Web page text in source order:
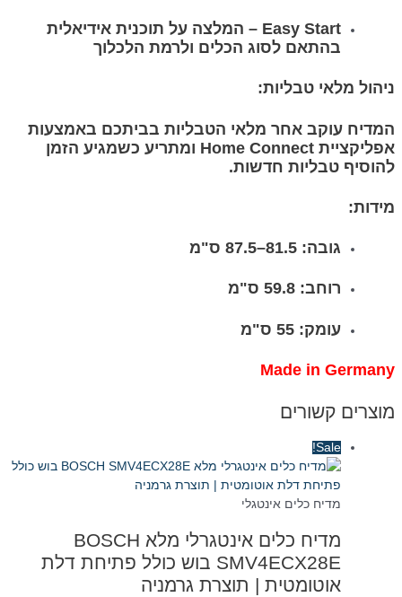
Easy Start – המלצה על תוכנית אידיאלית
בהתאם לסוג הכלים ולרמת הלכלוך
ניהול מלאי טבליות:
המדיח עוקב אחר מלאי הטבליות בביתכם באמצעות
אפליקציית Home Connect ומתריע כשמגיע הזמן
להוסיף טבליות חדשות.
מידות:
גובה: 81.5–87.5 ס"מ
רוחב: 59.8 ס"מ
עומק: 55 ס"מ
Made in Germany
מוצרים קשורים
Sale!
מדיח כלים אינטגלי
מדיח כלים אינטגרלי מלא BOSCH
SMV4ECX28E בוש כולל פתיחת דלת
אוטומטית | תוצרת גרמניה